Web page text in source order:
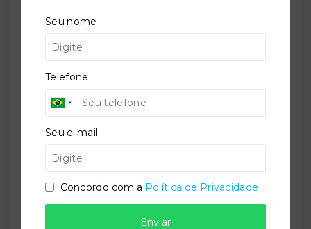
Carijós— povo de tronco Tupi-Guarani que
dominou o litoral sul-brasileiro até a chegada dos
europeus.
A partir do século XVI, os Carijós começaram a ser
escravizados pelos colonos de origem europeia
vindos de São Vicente, na capitania de São Paulo. A
presença portuguesa foi avançando
progressivamente pelo litoral, estabelecendo os
primeiros contatos com a região que viria a ser
Itapema.
O nome da cidade tem raízes nessa história
vem do tupi e significa "pedra
Seu nome
Telefone
Seu e-mail
Concordo com a Política de Privacidade
Enviar